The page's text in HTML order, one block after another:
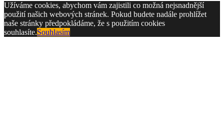
Užíváme cookies, abychom vám zajistili co možná nejsnadnější
použití našich webových stránek. Pokud budete nadále prohlížet
naše stránky předpokládáme, že s použitím cookies
souhlasíte.Souhlasím